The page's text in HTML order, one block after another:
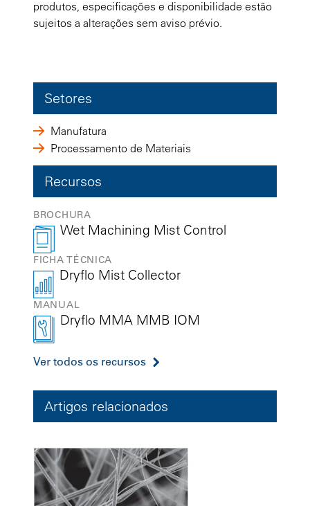
produtos, especificações e disponibilidade estão
sujeitos a alterações sem aviso prévio.
Setores
Manufatura
Processamento de Materiais
Recursos
BROCHURA
Wet Machining Mist Control
FICHA TÉCNICA
Dryflo Mist Collector
MANUAL
Dryflo MMA MMB IOM
Ver todos os recursos
Artigos relacionados